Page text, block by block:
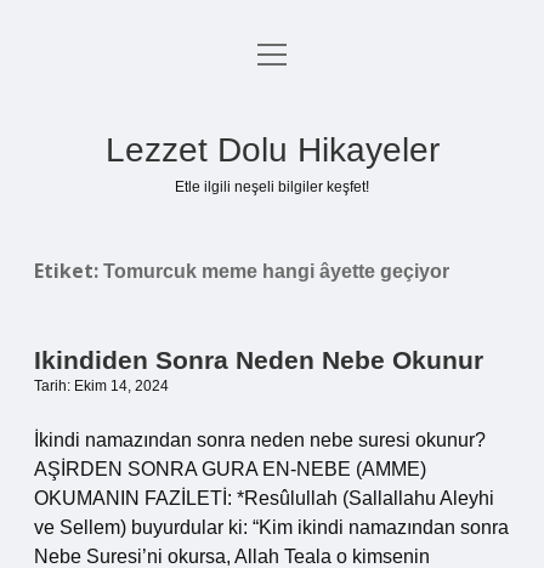
Anasayfa
menüyü
Lezzet Dolu Hikayeler
Etle ilgili neşeli bilgiler keşfet!
Etiket: Tomurcuk meme hangi âyette geçiyor
Ikindiden Sonra Neden Nebe Okunur
Tarih: Ekim 14, 2024
İkindi namazından sonra neden nebe suresi okunur?
AŞİRDEN SONRA GURA EN-NEBE (AMME)
OKUMANIN FAZİLETİ: *Resûlullah (Sallallahu Aleyhi
ve Sellem) buyurdular ki: “Kim ikindi namazından sonra
Nebe Suresi’ni okursa, Allah Teala o kimsenin